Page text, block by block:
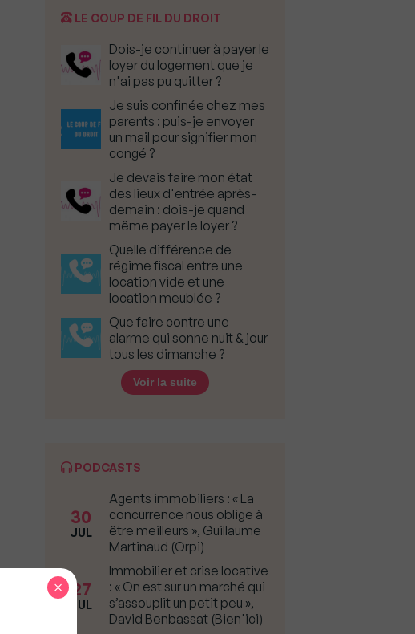
LE COUP DE FIL DU DROIT
Dois-je continuer à payer le
loyer du logement que je
n'ai pas pu quitter ?
Je suis confinée chez mes
parents : puis-je envoyer
un mail pour signifier mon
congé ?
Je devais faire mon état
des lieux d'entrée après-
demain : dois-je quand
même payer le loyer ?
Quelle différence de
régime fiscal entre une
location vide et une
location meublée ?
Que faire contre une
alarme qui sonne nuit & jour
tous les dimanche ?
Voir la suite
PODCASTS
30
JUL
Agents immobiliers : « La
concurrence nous oblige à
être meilleurs », Guillaume
Martinaud (Orpi)
27
JUL
Immobilier et crise locative
: « On est sur un marché qui
s’assouplit un petit peu »,
David Benbassat (Bien'ici)
×